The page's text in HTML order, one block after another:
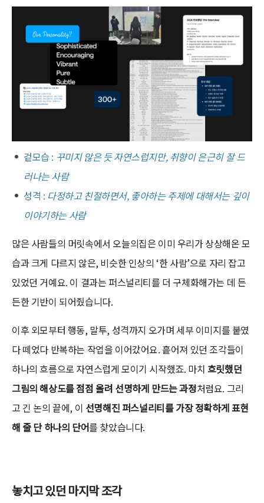
겉모습 : 꾸미지 않은 듯 자연스럽지만, 취향이 은근히 잘 드
러나는 사람
성격 : 다정하고 친절하면서, 좋아하는 주제에 대해서는 깊이
이야기하는 사람
많은 사람들의 머릿속에서 오늘의집은 이미 우리가 상상해온 모
습과 크게 다르지 않은, 비슷한 인상의 ‘한 사람’으로 자리 잡고
있었던 거예요. 이 결과는 퍼스널리티를 더 구체화해가는 데 든
든한 기반이 되어줬습니다.
이후 외모부터 행동, 말투, 성격까지 오가며 세부 이미지를 붙였
다 떼었다 반복하는 작업을 이어갔어요. 흩어져 있던 조각들이
하나의 흐름으로 자연스럽게 모이기 시작했죠. 마치 흐릿했던
그림의 해상도를 점점 올려 선명하게 만드는 과정처럼요. 그리
고 긴 논의 끝에, 이 선명해진 퍼스널리티를 가장 정확하게 표현
해 줄 단 하나의 단어를 찾았습니다.
놓치고 있던 마지막 조각